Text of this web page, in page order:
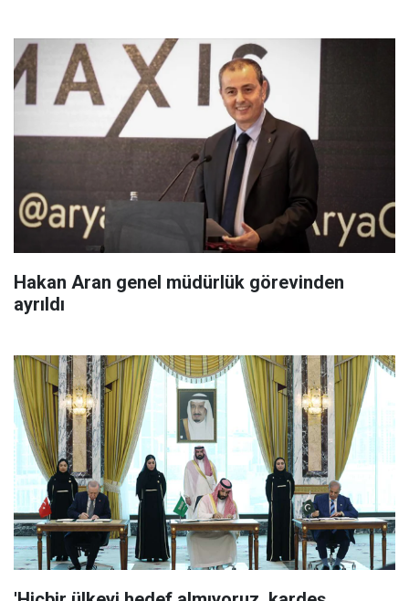
Hakan Aran genel müdürlük görevinden
ayrıldı